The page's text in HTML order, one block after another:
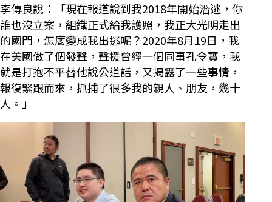
李傳良說：「現在報道說到我2018年開始潛逃，你
誰也沒立案，組織正式給我護照，我正大光明走出
的國門，怎麼變成我出逃呢？2020年8月19日，我
在美國做了個發聲，聲援曾經一個同事孔令寶，我
就是打抱不平替他說公道話，又揭露了一些事情，
報復緊跟而來，抓捕了很多我的親人、朋友，幾十
人。」